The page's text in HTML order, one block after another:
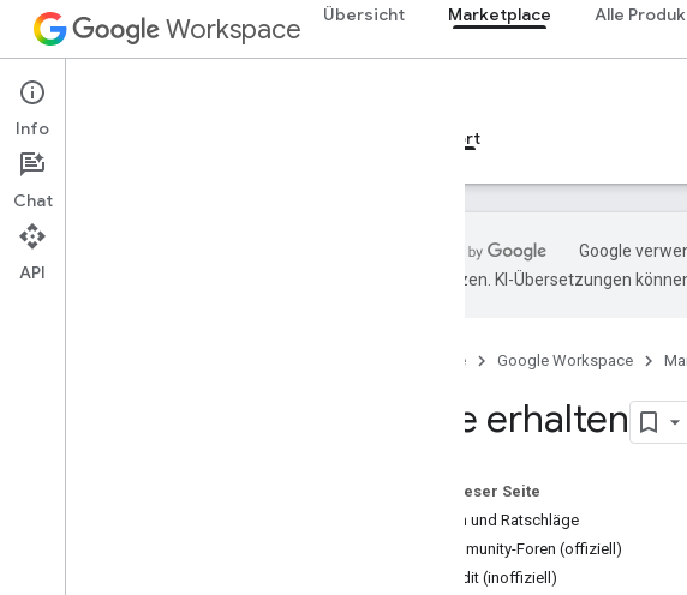
Workspace Übersicht Marketplace Alle
Marketplace
Übersicht Support
Google
übersetzen. KI-Übersetzungen
Startseite Google Workspace
Hilfe erhalten
Auf dieser Seite
Fragen und Ratschläge
Community-Foren (offiziell)
Reddit (inoffiziell)
Info
Chat
API